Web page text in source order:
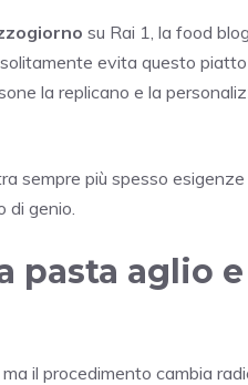
su Rai 1, la food
evita questo
la replicano e la
sempre più spesso
di genio.
pasta aglio
il procedimento cambia